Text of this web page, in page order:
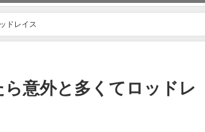
ドレイス
意外と多くてロッドレ